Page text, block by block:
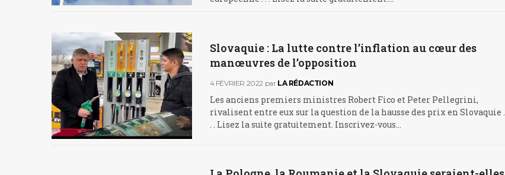
Slovaquie : La lutte contre l’inflation au cœur des
manœuvres de l’opposition
4 FÉVRIER 2022 par LA RÉDACTION
Les anciens premiers ministres Robert Fico et Peter Pellegrini,
rivalisent entre eux sur la question de la hausse des prix en Slovaquie .
. . Lisez la suite gratuitement. Inscrivez-vous…